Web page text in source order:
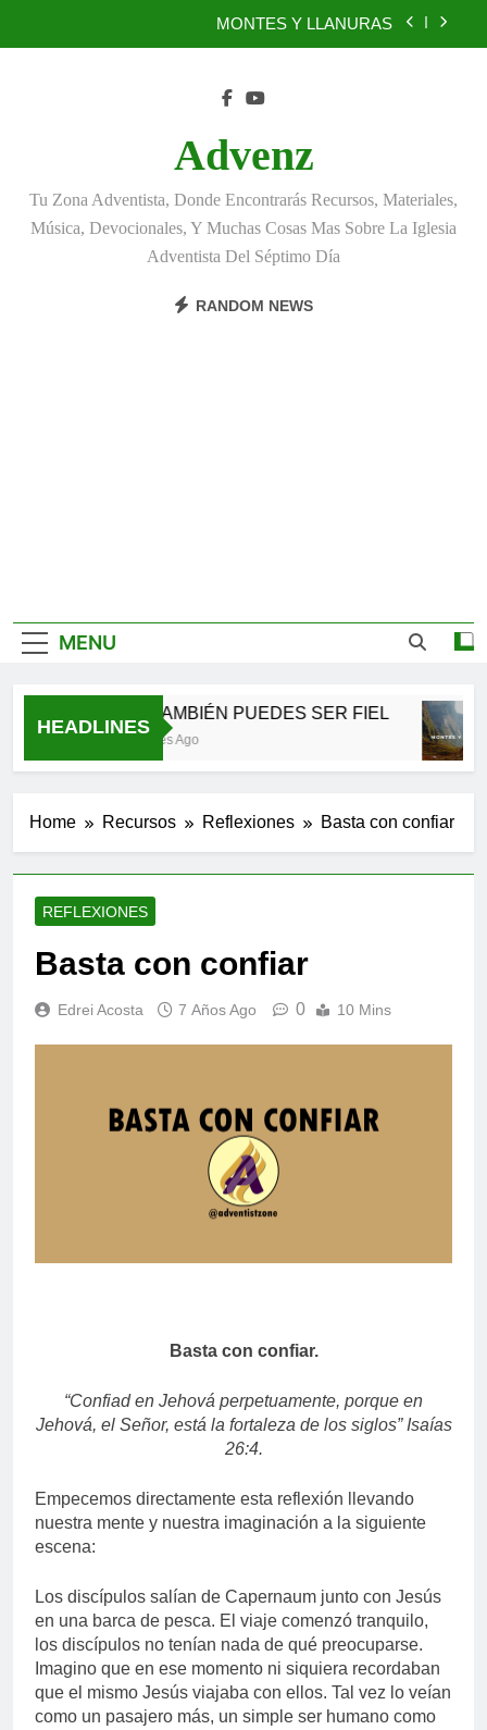
BENEFICIOS DEL PERDÓN
MONTES Y LLANURAS
EL REINO DE LOS CIELOS
Advenz
Tu Zona Adventista, Donde Encontrarás Recursos, Materiales,
Música, Devocionales, Y Muchas Cosas Mas Sobre La Iglesia
Adventista Del Séptimo Día
RANDOM NEWS
MENU
HEADLINES
TÚ TAMBIÉN PUEDES SER FIEL
2 Meses Ago
Home Recursos Reflexiones Basta con confiar
REFLEXIONES
Basta con confiar
Edrei Acosta 7 Años Ago 0 10 Mins
Basta con confiar.
“Confiad en Jehová perpetuamente, porque en
Jehová, el Señor, está la fortaleza de los siglos” Isaías
26:4.
Empecemos directamente esta reflexión llevando
nuestra mente y nuestra imaginación a la siguiente
escena:
Los discípulos salían de Capernaum junto con Jesús
en una barca de pesca. El viaje comenzó tranquilo,
los discípulos no tenían nada de qué preocuparse.
Imagino que en ese momento ni siquiera recordaban
que el mismo Jesús viajaba con ellos. Tal vez lo veían
como un pasajero más, un simple ser humano como